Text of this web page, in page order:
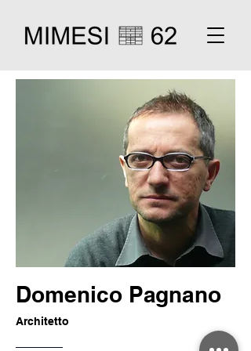
Domenico Pagnano
Architetto